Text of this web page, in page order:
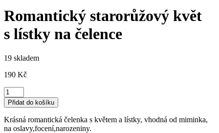
Romantický starorůžový květ
s lístky na čelence
19 skladem
190 Kč
Romantický
starorůžový
květ
s
lístky
Přidat do košíku
Krásná romantická čelenka s květem a lístky, vhodná od miminka,
na oslavy,focení,narozeniny.